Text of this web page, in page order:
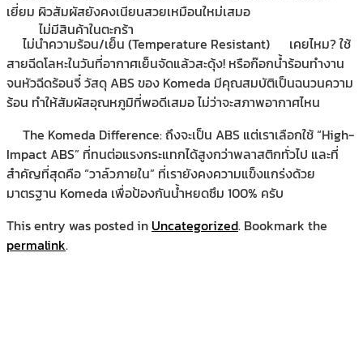
ไม่มีสินค้าในตะกร้า
เยี่ยม ผิวสัมผัสยังคงเนียนสวยเหมือนใหม่เสมอ
ไม่นำความร้อน/เย็น (Temperature Resistant)
เคยไหม? ใช้
สายฉีดโลหะในวันที่อากาศเย็นจัดแล้วสะดุ้ง! หรือก๊อกน้ำร้อนทำงาน
จนหัวฉีดร้อนจี๋ วัสดุ ABS ของ Komeda มีคุณสมบัติเป็นฉนวนความ
ร้อน ทำให้สัมผัสอุณหภูมิที่พอดีเสมอ ไม่ว่าจะสภาพอากาศไหน
The Komeda Difference: ถึงจะเป็น ABS แต่เราเลือกใช้ “High-
Impact ABS” ที่ทนต่อแรงกระแทกได้สูงกว่าพลาสติกทั่วไป และที่
สำคัญที่สุดคือ “วาล์วภายใน” ที่เรายังคงความแข็งแกร่งด้วย
มาตรฐาน Komeda เพื่อป้องกันน้ำหยดซึม 100% ครับ
This entry was posted in Uncategorized. Bookmark the
permalink.